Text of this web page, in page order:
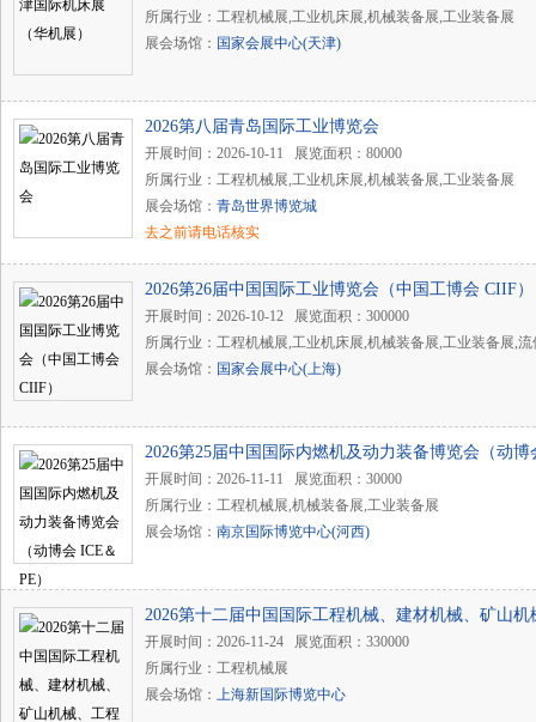
所属行业：工程机械展,工业机床展,机械装备展,工业装备展
展会场馆： 国家会展中心(天津)
2026第八届青岛国际工业博览会
开展时间：2026-10-11 展览面积：80000
所属行业：工程机械展,工业机床展,机械装备展,工业装备展
展会场馆： 青岛世界博览城
去之前请电话核实
2026第26届中国国际工业博览会（中国工博会 CIIF）
开展时间：2026-10-12 展览面积：300000
所属行业：工程机械展,工业机床展,机械装备展,工业装备展,
展会场馆： 国家会展中心(上海)
2026第25届中国国际内燃机及动力装备博览会（动博
开展时间：2026-11-11 展览面积：30000
所属行业：工程机械展,机械装备展,工业装备展
展会场馆： 南京国际博览中心(河西)
2026第十二届中国国际工程机械、建材机械、矿山
（上海宝马展bauma）
开展时间：2026-11-24 展览面积：330000
所属行业：工程机械展
展会场馆： 上海新国际博览中心